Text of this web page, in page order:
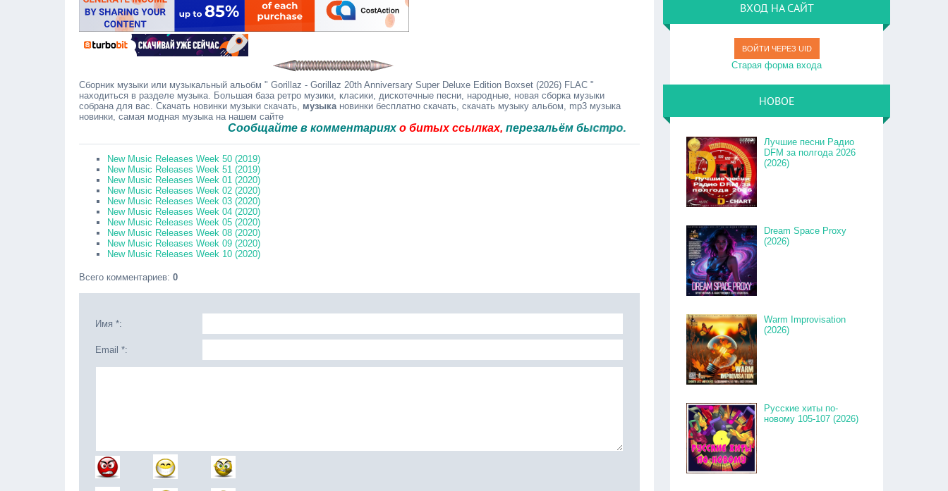
Сборник музыки или музыкальный альобм " Gorillaz - Gorillaz 20th Anniversary Super Deluxe Edition Boxset (2026) FLAC "
находиться в разделе музыка. Большая база ретро музики, класики, дискотечные песни, народные, новая сборка музыки
собрана для вас. Скачать новинки музыки скачать, музыкановинки бесплатно скачать, скачать музыку альбом, mp3 музыка
новинки, самая модная музыка на нашем сайте
Сообщайте в комментарияхо битых ссылках,перезальём быстро.
New Music Releases Week 50 (2019)
New Music Releases Week 51 (2019)
New Music Releases Week 01 (2020)
New Music Releases Week 02 (2020)
New Music Releases Week 03 (2020)
New Music Releases Week 04 (2020)
New Music Releases Week 05 (2020)
New Music Releases Week 08 (2020)
New Music Releases Week 09 (2020)
New Music Releases Week 10 (2020)
Всего комментариев: 0
Имя *:
Email *:
ВХОД НА САЙТ
ВОЙТИ ЧЕРЕЗ UID
Старая форма входа
НОВОЕ
Лучшие песни Радио
DFM за полгода 2026
(2026)
Dream Space Proxy
(2026)
Warm Improvisation
(2026)
Русские хиты по-
новому 105-107 (2026)